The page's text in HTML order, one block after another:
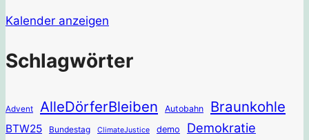
Kalender anzeigen
Schlagwörter
Advent AlleDörferBleiben Autobahn Braunkohle
BTW25 Bundestag ClimateJustice demo Demokratie